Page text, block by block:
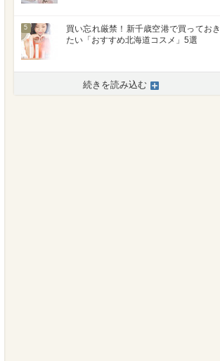
5
買い忘れ厳禁！新千歳空港で買っておき
たい「おすすめ北海道コスメ」5選
続きを読み込む